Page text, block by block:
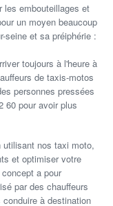
les embouteillages et
un moyen beaucoup
seine et sa préiphérie :
toujours à l'heure à
de taxis-motos
personnes pressées
60 pour avoir plus
utilisant nos taxi moto,
et optimiser votre
a pour
par des chauffeurs
à destination